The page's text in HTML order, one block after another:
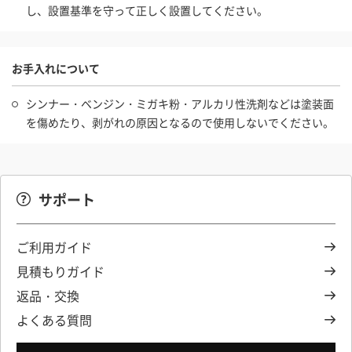
し、設置基準を守って正しく設置してください。
お手入れについて
シンナー・ベンジン・ミガキ粉・アルカリ性洗剤などは塗装面
を傷めたり、剥がれの原因となるので使用しないでください。
サポート
ご利用ガイド
見積もりガイド
返品・交換
よくある質問